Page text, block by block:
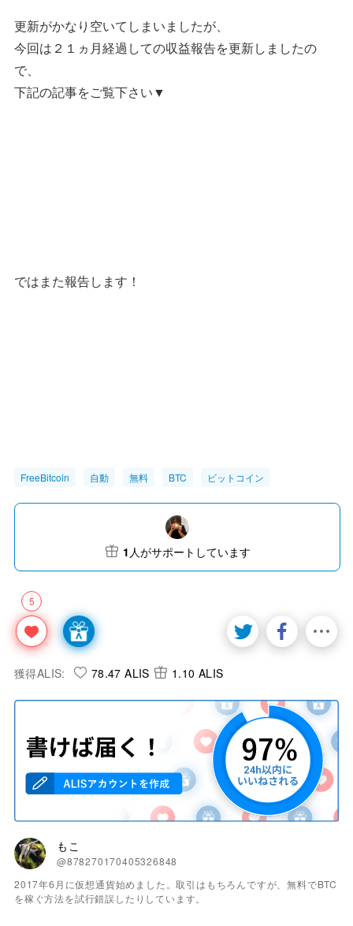
更新がかなり空いてしまいましたが、
今回は２１ヵ月経過しての収益報告を更新しましたの
で、
下記の記事をご覧下さい▼
ではまた報告します！
FreeBitcoin 自動 無料 BTC ビットコイン
5
1 人がサポートしています
獲得ALIS: 78.47 ALIS 1.10 ALIS
もこ
@878270170405326848
2017年6月に仮想通貨始めました。取引はもちろんですが、無料でBTC
を稼ぐ方法を試行錯誤したりしています。